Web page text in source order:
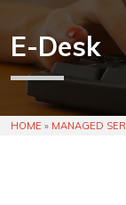
E-Desk
HOME » MANAGED